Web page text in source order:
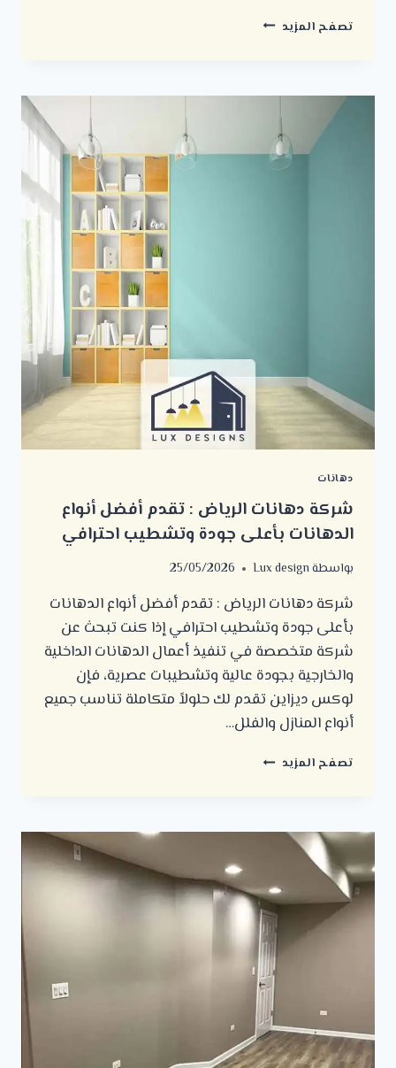
تصفح المزيد أفضل
الرياض
:
يتحمل
الحرارة
دهانات
شركة دهانات الرياض : تقدم أفضل أنواع
الدهانات بأعلى جودة وتشطيب احترافي
بواسطةLux design
25/05/2026
شركة دهانات الرياض : تقدم أفضل أنواع الدهانات
بأعلى جودة وتشطيب احترافي إذا كنت تبحث عن
شركة متخصصة في تنفيذ أعمال الدهانات الداخلية
والخارجية بجودة عالية وتشطيبات عصرية، فإن
لوكس ديزاين تقدم لك حلولاً متكاملة تناسب جميع
أنواع المنازل والفلل…
تصفح المزيد شركة
تقدم
الدهانات
بأعلى
جودة
وتشطيب
احترافي